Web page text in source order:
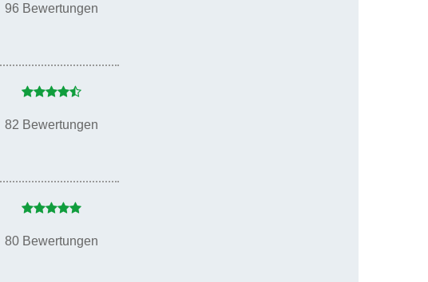
96 Bewertungen
82 Bewertungen
80 Bewertungen